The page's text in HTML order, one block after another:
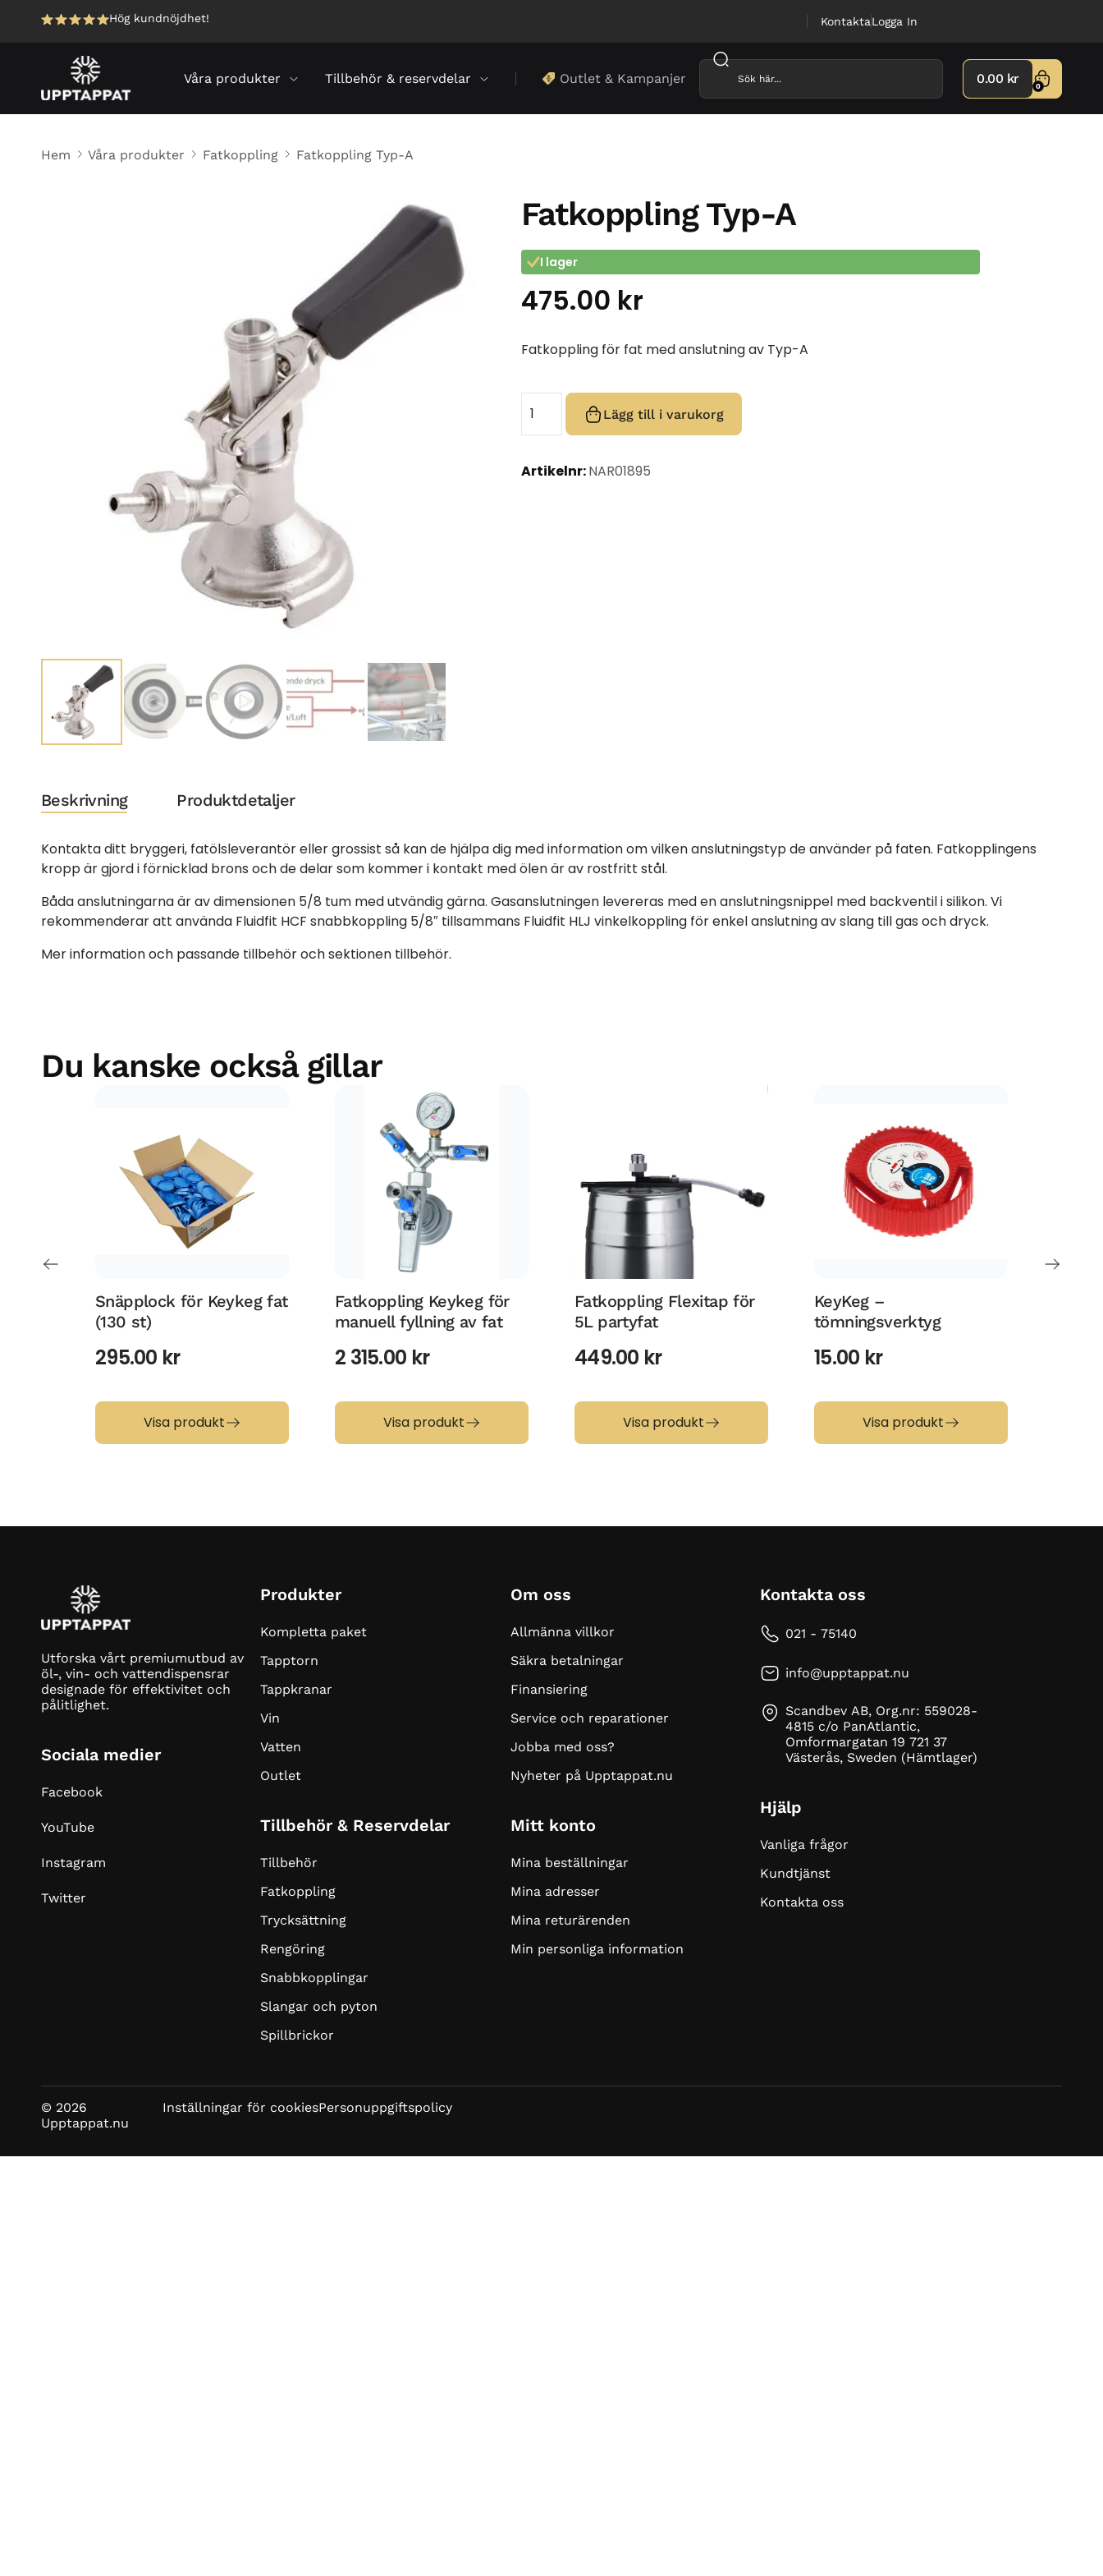
Hög kundnöjdhet! KontaktaLogga In
Våra produkter Tillbehör & reservdelar Outlet & Kampanjer 0.00 kr 0
Hem Våra produkter Fatkoppling Fatkoppling Typ-A
Fatkoppling Typ-A
I lager
475.00 kr
Fatkoppling för fat med anslutning av Typ-A
Lägg till i varukorg
Artikelnr:NAR01895
Beskrivning Produktdetaljer
Kontakta ditt bryggeri, fatölsleverantör eller grossist så kan de hjälpa dig med information om vilken anslutningstyp de använder på faten. Fatkopplingens
kropp är gjord i förnicklad brons och de delar som kommer i kontakt med ölen är av rostfritt stål.
Båda anslutningarna är av dimensionen 5/8 tum med utvändig gärna. Gasanslutningen levereras med en anslutningsnippel med backventil i silikon. Vi
rekommenderar att använda Fluidfit HCF snabbkoppling 5/8″ tillsammans Fluidfit HLJ vinkelkoppling för enkel anslutning av slang till gas och dryck.
Mer information och passande tillbehör och sektionen tillbehör.
Du kanske också gillar
Snäpplock för Keykeg fat
(130 st)
295.00 kr
Visa produkt
Fatkoppling Keykeg för
manuell fyllning av fat
2 315.00 kr
Visa produkt
Fatkoppling Flexitap för
5L partyfat
449.00 kr
Visa produkt
KeyKeg –
tömningsverktyg
15.00 kr
Visa produkt
Utforska vårt premiumutbud av
öl-, vin- och vattendispensrar
designade för effektivitet och
pålitlighet.
Sociala medier
Facebook
YouTube
Instagram
Twitter
Produkter
Kompletta paket
Tapptorn
Tappkranar
Vin
Vatten
Outlet
Tillbehör & Reservdelar
Tillbehör
Fatkoppling
Trycksättning
Rengöring
Snabbkopplingar
Slangar och pyton
Spillbrickor
Om oss
Allmänna villkor
Säkra betalningar
Finansiering
Service och reparationer
Jobba med oss?
Nyheter på Upptappat.nu
Mitt konto
Mina beställningar
Mina adresser
Mina returärenden
Min personliga information
Kontakta oss
021 - 75140
info@upptappat.nu
Scandbev AB, Org.nr: 559028-
4815 c/o PanAtlantic,
Omformargatan 19 721 37
Västerås, Sweden (Hämtlager)
Hjälp
Vanliga frågor
Kundtjänst
Kontakta oss
© 2026
Upptappat.nu
Inställningar för cookiesPersonuppgiftspolicy